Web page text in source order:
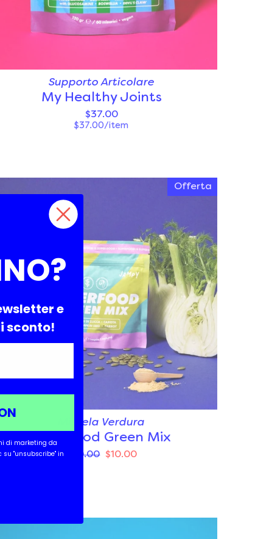
Supporto Articolare
My Healthy Joints
$37.00
$37.00/item
Offerta
Miscela Verdura
Superfood Green Mix
$20.00 $10.00
e
sconto!
di marketing da
su "unsubscribe" in